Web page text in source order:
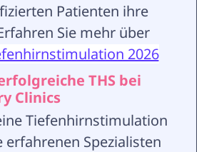
Patienten ihre
Sie mehr über
2026
THS bei
Clinics
Tiefenhirnstimulation
erfahrenen Spezialisten